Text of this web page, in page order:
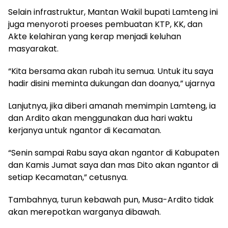
Selain infrastruktur, Mantan Wakil bupati Lamteng ini
juga menyoroti proeses pembuatan KTP, KK, dan
Akte kelahiran yang kerap menjadi keluhan
masyarakat.
“Kita bersama akan rubah itu semua. Untuk itu saya
hadir disini meminta dukungan dan doanya,” ujarnya
Lanjutnya, jika diberi amanah memimpin Lamteng, ia
dan Ardito akan menggunakan dua hari waktu
kerjanya untuk ngantor di Kecamatan.
“Senin sampai Rabu saya akan ngantor di Kabupaten
dan Kamis Jumat saya dan mas Dito akan ngantor di
setiap Kecamatan,” cetusnya.
Tambahnya, turun kebawah pun, Musa-Ardito tidak
akan merepotkan warganya dibawah.